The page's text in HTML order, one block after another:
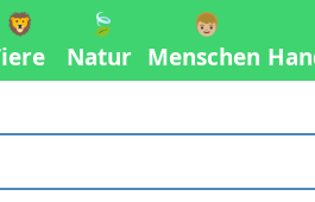
🦁
🍃
Natur
👦🏼
Menschen